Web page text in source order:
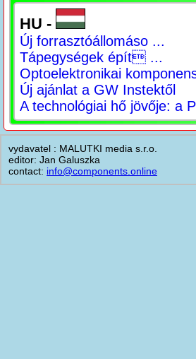
HU -
Új forrasztóállomáso ...
Tápegységek épít ...
Optoelektronikai
Új ajánlat a GW Instektől
A technológiai hő jövője: a
vydavatel : MALUTKI media s.r.o.
editor: Jan Galuszka
contact: info@components.online